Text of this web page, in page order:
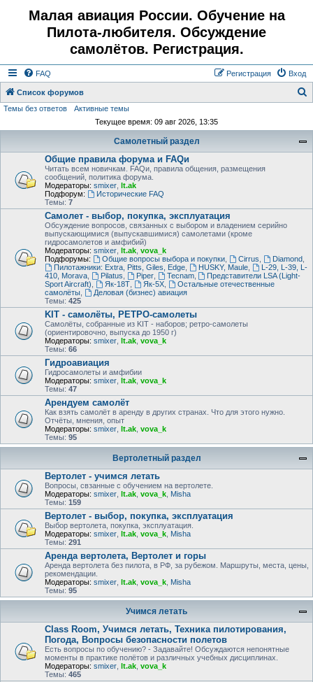
Малая авиация России. Обучение на
Пилота-любителя. Обсуждение
самолётов. Регистрация.
FAQ Вход
Регистрация
Список форумов
Темы без ответов
Активные темы
Текущее время: 09 авг 2026, 13:35
Самолетный раздел
Общие правила форума и FAQи
Читать всем новичкам. FAQи, правила общения, размещения
сообщений, политика форума.
Модераторы: smixer lt.ak
Подфорум:
Исторические FAQ
Темы: 7
Самолет - выбор, покупка, эксплуатация
Обсуждение вопросов, связанных с выбором и владением серийно
выпускающимися (выпускавшимися) самолетами (кроме
гидросамолетов и амфибий)
Модераторы: smixer lt.ak vova_k
Подфорумы:
Общие вопросы выбора и покупки, Cirrus Diamond,
Пилотажники: Extra, Pitts, Giles, Edge, HUSKY, Maule,
L-29, L-39, L-
410, Morava
Pilatus Piper, Tecnam,
Представители LSA (Light-
Sport Aircraft)
Як-18Т, Як-5Х,
Остальные отечественные
самолёты
Деловая (бизнес) авиация
Темы: 425
KIT - самолёты, РЕТРО-самолеты
Самолёты, собранные из KIT - наборов; ретро-самолеты
(ориентировочно, выпуска до 1950 г)
Модераторы: smixer lt.ak vova_k
Темы: 66
Гидроавиация
Гидросамолеты и амфибии
Модераторы: smixer lt.ak vova_k
Темы: 47
Арендуем самолёт
Как взять самолёт в аренду в других странах. Что для этого нужно.
Отчёты, мнения, опыт
Модераторы: smixer lt.ak vova_k
Темы: 95
Вертолетный раздел
Вертолет - учимся летать
Вопросы, свзанные с обучением на вертолете.
Модераторы: smixer lt.ak vova_k Misha
Темы: 159
Вертолет - выбор, покупка, эксплуатация
Выбор вертолета, покупка, эксплуатация.
Модераторы: smixer lt.ak vova_k Misha
Темы: 291
Аренда вертолета, Вертолет и горы
Аренда вертолета без пилота, в РФ, за рубежом. Маршруты, места, цены,
рекомендации.
Модераторы: smixer lt.ak vova_k Misha
Темы: 95
Учимся летать
Class Room, Учимся летать, Техника пилотирования,
Погода, Вопросы безопасности полетов
Есть вопросы по обучению? - Задавайте! Обсуждаются непонятные
моменты в практике полётов и различных учебных дисциплинах.
Модераторы: smixer lt.ak vova_k
Темы: 465